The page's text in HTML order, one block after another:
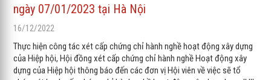
ngày 07/01/2023 tại Hà Nội
16/12/2022
Thực hiện công tác xét cấp chứng chỉ hành nghề hoạt động xây dựng
của Hiệp hội, Hội đồng xét cấp chứng chỉ hành nghề Hoạt động xây
dựng của Hiệp hội thông báo đến các đơn vị Hội viên về việc sẽ tổ